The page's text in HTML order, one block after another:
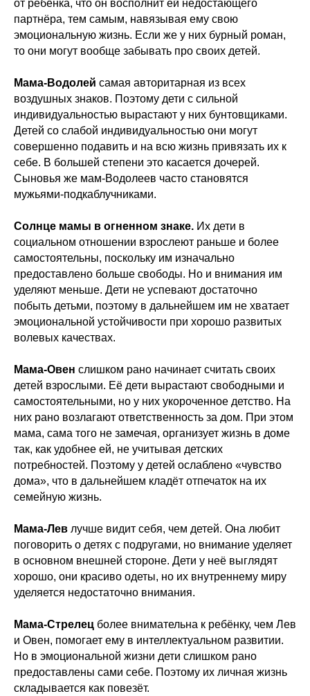
от ребёнка, что он восполнит ей недостающего
партнёра, тем самым, навязывая ему свою
эмоциональную жизнь. Если же у них бурный роман,
то они могут вообще забывать про своих детей.
Мама-Водолей самая авторитарная из всех
воздушных знаков. Поэтому дети с сильной
индивидуальностью вырастают у них бунтовщиками.
Детей со слабой индивидуальностью они могут
совершенно подавить и на всю жизнь привязать их к
себе. В большей степени это касается дочерей.
Сыновья же мам-Водолеев часто становятся
мужьями-подкаблучниками.
Солнце мамы в огненном знаке. Их дети в
социальном отношении взрослеют раньше и более
самостоятельны, поскольку им изначально
предоставлено больше свободы. Но и внимания им
уделяют меньше. Дети не успевают достаточно
побыть детьми, поэтому в дальнейшем им не хватает
эмоциональной устойчивости при хорошо развитых
волевых качествах.
Мама-Овен слишком рано начинает считать своих
детей взрослыми. Её дети вырастают свободными и
самостоятельными, но у них укороченное детство. На
них рано возлагают ответственность за дом. При этом
мама, сама того не замечая, организует жизнь в доме
так, как удобнее ей, не учитывая детских
потребностей. Поэтому у детей ослаблено «чувство
дома», что в дальнейшем кладёт отпечаток на их
семейную жизнь.
Мама-Лев лучше видит себя, чем детей. Она любит
поговорить о детях с подругами, но внимание уделяет
в основном внешней стороне. Дети у неё выглядят
хорошо, они красиво одеты, но их внутреннему миру
уделяется недостаточно внимания.
Мама-Стрелец более внимательна к ребёнку, чем Лев
и Овен, помогает ему в интеллектуальном развитии.
Но в эмоциональной жизни дети слишком рано
предоставлены сами себе. Поэтому их личная жизнь
складывается как повезёт.